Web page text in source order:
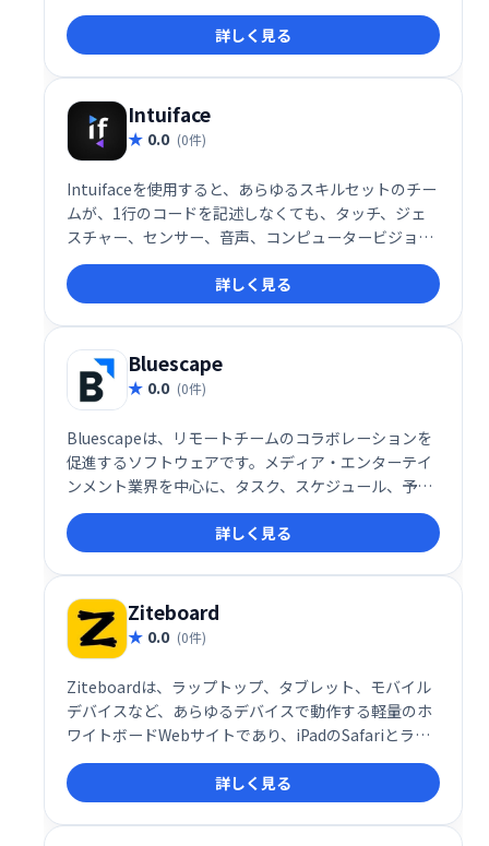
す。私たちのアプリは、あなたが得意なことに集中で
きる直感的でエレガントなインターフェースを提供し
ます：あなた自身、あなたのビジネス、またはあなた
のクライアントのために素晴らしいウェブサイトを作
成します。
詳しく見る
Intuiface
0.0 (0件)
Intuifaceを使用すると、あらゆるスキルセットのチー
ムが、1行のコードを記述しなくても、タッチ、ジェ
スチャー、センサー、音声、コンピュータービジョン
などに対応する、データが豊富な並外れたデジタルコ
ンテンツを配信できます。詳しく見る
Bluescape
0.0 (0件)
Bluescapeは、リモートチームのコラボレーションを
促進するソフトウェアです。メディア・エンターテイ
ンメント業界を中心に、タスク、スケジュール、予算
などをリアルタイムで共有・可視化することで、チー
ム間の円滑なコミュニケーションと効率的な情報管理
を実現します。利害関係者やパートナーとの連携強化
にも最適です。
詳しく見る
Ziteboard
0.0 (0件)
Ziteboardは、ラップトップ、タブレット、モバイル
デバイスなど、あらゆるデバイスで動作する軽量のホ
ワイトボードWebサイトであり、iPadのSafariとラッ
プトップ上のGoogleChromeの両方に最適化されてい
ます。
詳しく見る